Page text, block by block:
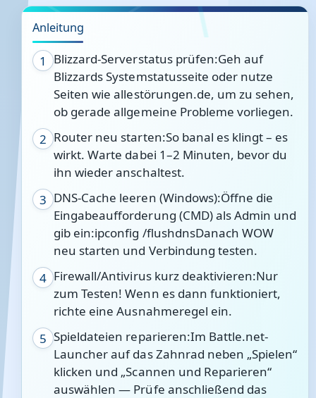
Anleitung
1
Blizzard-Serverstatus prüfen:Geh auf
Blizzards Systemstatusseite oder nutze
Seiten wie allestörungen.de, um zu sehen,
ob gerade allgemeine Probleme vorliegen.
2 Router neu starten:So banal es klingt – es
wirkt. Warte dabei 1–2 Minuten, bevor du
ihn wieder anschaltest.
3 DNS-Cache leeren (Windows):Öffne die
Eingabeaufforderung (CMD) als Admin und
gib ein:ipconfig /flushdnsDanach WOW
neu starten und Verbindung testen.
4 Firewall/Antivirus kurz deaktivieren:Nur
zum Testen! Wenn es dann funktioniert,
richte eine Ausnahmeregel ein.
5 Spieldateien reparieren:Im Battle.net-
Launcher auf das Zahnrad neben „Spielen“
klicken und „Scannen und Reparieren“
auswählen — Prüfe anschließend das